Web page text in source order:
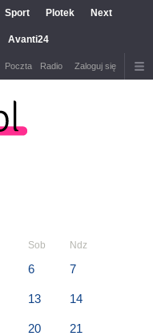
Sport Plotek Next
Avanti24
Poczta Radio Zaloguj się
Sob Ndz
6 7
13 14
20 21